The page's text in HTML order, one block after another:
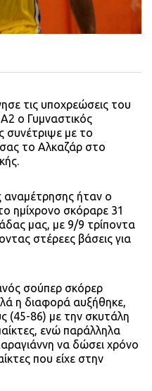
τις υποχρεώσεις του
ο Γυμναστικός
συνέτριψε με το
το Αλκαζάρ στο
ήταν ο
ημίχρονο σκόραρε 31
μας, με 9/9 τρίποντα
στέρεες βάσεις για
σούπερ σκόρερ
η διαφορά αυξήθηκε,
(45-86) με την σκυτάλη
ενώ παράλληλα
να δώσει χρόνο
που είχε στην